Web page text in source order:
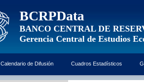
BCRPData
BANCO CENTRAL DE
Gerencia Central de Estudios
Calendario de Difusión Cuadros Estadísticos